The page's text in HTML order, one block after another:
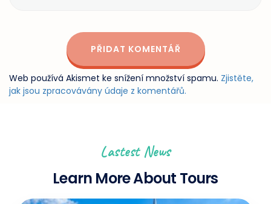
Web používá Akismet ke snížení množství spamu. Zjistěte,
jak jsou zpracovávány údaje z komentářů.
Lastest News
Learn More About Tours